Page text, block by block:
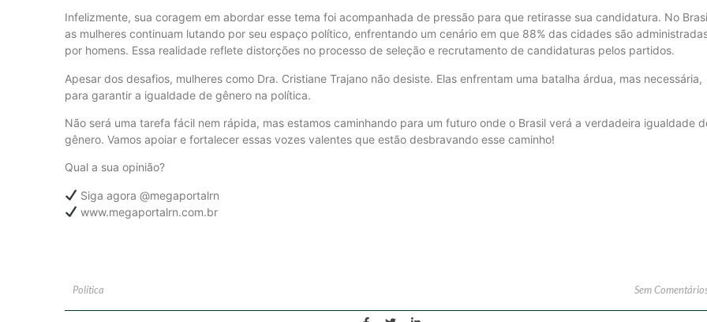
Infelizmente, sua coragem em abordar esse tema foi acompanhada de pressão para que retirasse sua candidatura. No
as mulheres continuam lutando por seu espaço político, enfrentando um cenário em que 88% das cidades são
por homens. Essa realidade reflete distorções no processo de seleção e recrutamento de candidaturas pelos partidos.
Apesar dos desafios, mulheres como Dra. Cristiane Trajano não desiste. Elas enfrentam uma batalha árdua, mas necessária,
para garantir a igualdade de gênero na política.
Não será uma tarefa fácil nem rápida, mas estamos caminhando para um futuro onde o Brasil verá a verdadeira igualdade
gênero. Vamos apoiar e fortalecer essas vozes valentes que estão desbravando esse caminho!
Qual a sua opinião?
Siga agora @megaportalrn
www.megaportalrn.com.br
Política Sem